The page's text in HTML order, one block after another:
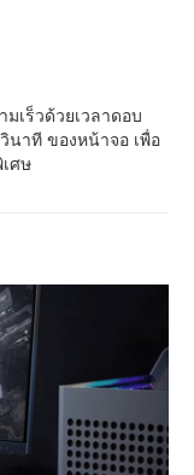
เร็วด้วยเวลาดอบ
นาที ของหน้าจอ เพื่อ
ศษ